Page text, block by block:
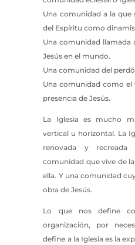
Una comunidad a la que
del Espíritu como
Una comunidad llamada
Jesús en el mundo.
Una comunidad del
Una comunidad como el
presencia de Jesús.
La Iglesia es mucho
vertical u horizontal. La
renovada y
comunidad que vive de
ella. Y una comunidad
obra de Jesús.
Lo que nos define
organización, por
define a la Iglesia es la